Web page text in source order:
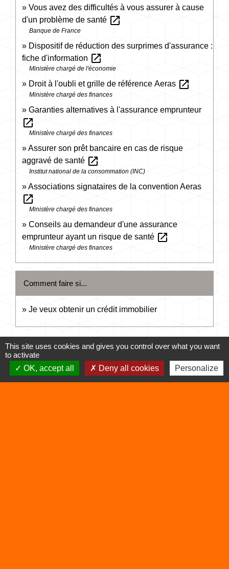
Vous avez des difficultés à vous assurer à cause
d'un problème de santé open_in_new
Banque de France
Dispositif de réduction des surprimes d'assurance :
fiche d'information open_in_new
Ministère chargé de l'économie
Droit à l'oubli et grille de référence Aeras open_in_new
Ministère chargé des finances
Garanties alternatives à l'assurance emprunteur
open_in_new
Ministère chargé des finances
Assurer son prêt bancaire en cas de risque
aggravé de santé open_in_new
Institut national de la consommation (INC)
Associations signataires de la convention Aeras
open_in_new
Ministère chargé des finances
Conseils au demandeur d'une assurance
emprunteur ayant un risque de santé open_in_new
Ministère chargé des finances
Comment faire si...
Je veux obtenir un crédit immobilier
Signaler une erreur sur cette page
This site uses cookies and gives you control over what you want
to activate
OK, accept all
Deny all cookies Personalize